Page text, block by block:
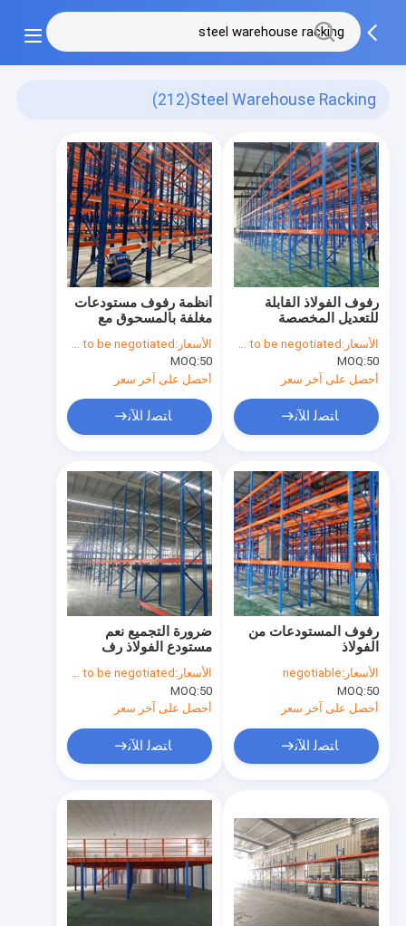
Steel Warehouse Racking
(212)
أنظمة رفوف مستودعات
مغلفة بالمسحوق مع
ارتفاعات قابلة للتعديل
الأسعار: Price needs to be negotiated
MOQ:50
أحصل على آخر سعر
ﺎﺘﺼﻟ ﺍﻶﻧ
رفوف الفولاذ القابلة
للتعديل المخصصة
للمستودعات الصناعية
الأسعار: Price needs to be negotiated
MOQ:50
أحصل على آخر سعر
ﺎﺘﺼﻟ ﺍﻶﻧ
ضرورة التجميع نعم
مستودع الفولاذ رف
الستائر للتخزين في
المستودع الصناعي
الأسعار: Price needs to be negotiated
MOQ:50
أحصل على آخر سعر
ﺎﺘﺼﻟ ﺍﻶﻧ
رفوف المستودعات من
الفولاذ
الأسعار:negotiable
MOQ:50
أحصل على آخر سعر
ﺎﺘﺼﻟ ﺍﻶﻧ